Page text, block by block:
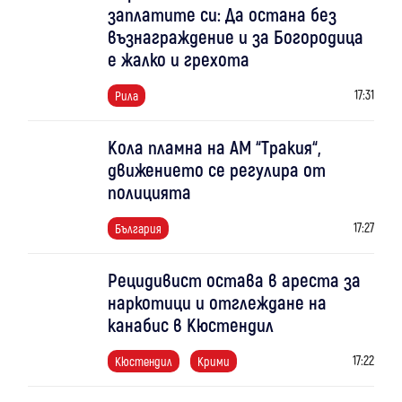
заплатите си: Да остана без
възнаграждение и за Богородица
е жалко и грехота
Рила 17:31
Кола пламна на АМ “Тракия“,
движението се регулира от
полицията
България 17:27
Рецидивист остава в ареста за
наркотици и отглеждане на
канабис в Кюстендил
Кюстендил Крими 17:22